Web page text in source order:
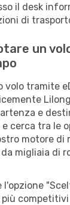
il desk
di
un
volo tramite
e
cerca tra le
motore di
migliaia di
l'opzione
più